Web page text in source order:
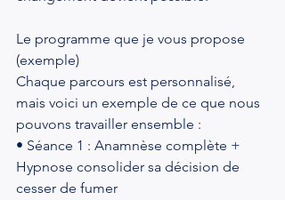
Le programme que je vous propose
(exemple)
Chaque parcours est personnalisé,
mais voici un exemple de ce que nous
pouvons travailler ensemble :
• Séance 1 : Anamnèse complète +
Hypnose consolider sa décision de
cesser de fumer